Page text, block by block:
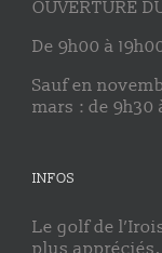
OUVERTURE
De 9h00 à
Sauf en
mars : de 9h30
INFOS
Le golf de
plus